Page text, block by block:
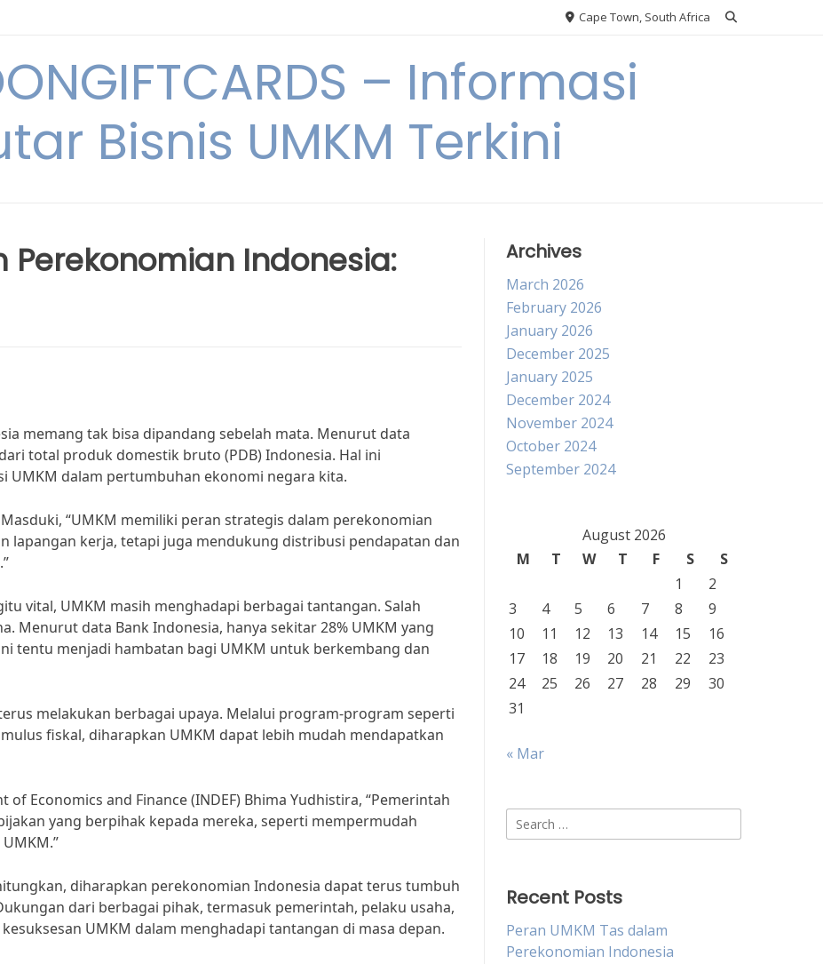
Cape Town, South Africa
– Informasi
Bisnis UMKM Terkini
Perekonomian Indonesia:
memang tak bisa dipandang sebelah mata. Menurut data
total produk domestik bruto (PDB) Indonesia. Hal ini
dalam pertumbuhan ekonomi negara kita.
“UMKM memiliki peran strategis dalam perekonomian
lapangan kerja, tetapi juga mendukung distribusi pendapatan dan
vital, UMKM masih menghadapi berbagai tantangan. Salah
Menurut data Bank Indonesia, hanya sekitar 28% UMKM yang
tentu menjadi hambatan bagi UMKM untuk berkembang dan
melakukan berbagai upaya. Melalui program-program seperti
fiskal, diharapkan UMKM dapat lebih mudah mendapatkan
Economics and Finance (INDEF) Bhima Yudhistira, “Pemerintah
yang berpihak kepada mereka, seperti mempermudah
diharapkan perekonomian Indonesia dapat terus tumbuh
dari berbagai pihak, termasuk pemerintah, pelaku usaha,
UMKM dalam menghadapi tantangan di masa depan.
Archives
March 2026
February 2026
January 2026
December 2025
January 2025
December 2024
November 2024
October 2024
September 2024
August 2026
M
T W T F S
S
1
2
3
4 5 6 7 8
9
10
11 12 13 14 15
16
17
18 19 20 21 22
23
24
25 26 27 28 29
30
31
« Mar
Search
for:
Recent Posts
Peran UMKM Tas dalam
Perekonomian Indonesia